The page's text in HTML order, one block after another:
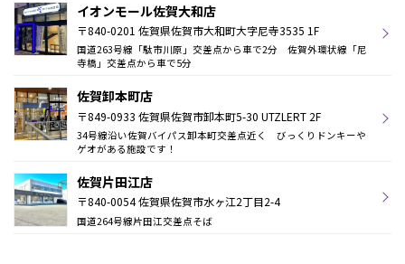
イオンモール佐賀大和店
〒840-0201 佐賀県佐賀市大和町大字尼寺3535 1F
国道263号線「駄市川原」交差点から車で2分 佐賀外環状線「尼
寺橋」交差点から車で5分
佐賀卸本町店
〒849-0933 佐賀県佐賀市卸本町5-30 UTZLERT 2F
34号線沿い佐賀バイパス卸本町交差点近く びっくりドンキーや
ゲオがある施設です！
佐賀片田江店
〒840-0054 佐賀県佐賀市水ヶ江2丁目2-4
国道264号線片田江交差点そば